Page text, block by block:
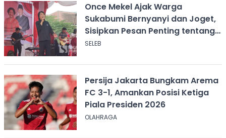
Once Mekel Ajak Warga
Sukabumi Bernyanyi dan Joget,
Sisipkan Pesan Penting tentang
ASI
SELEB
Persija Jakarta Bungkam Arema
FC 3-1, Amankan Posisi Ketiga
Piala Presiden 2026
OLAHRAGA